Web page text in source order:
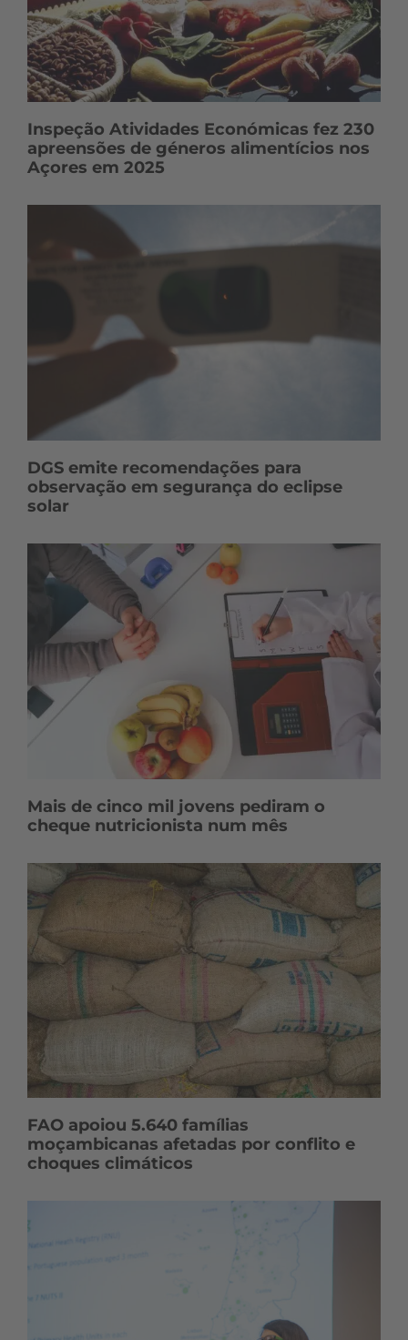
Inspeção Atividades Económicas fez 230
apreensões de géneros alimentícios nos
Açores em 2025
DGS emite recomendações para
observação em segurança do eclipse
solar
Mais de cinco mil jovens pediram o
cheque nutricionista num mês
FAO apoiou 5.640 famílias
moçambicanas afetadas por conflito e
choques climáticos